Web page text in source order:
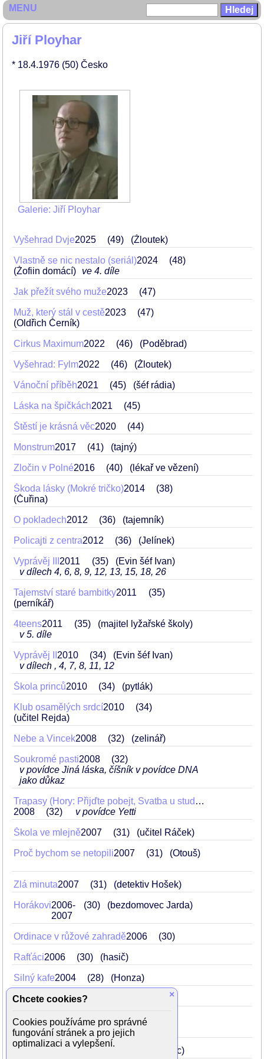
Jiří Ployhar
* 18.4.1976 (50) Česko
Galerie: Jiří Ployhar
Vyšehrad Dvje2025 49 (Žloutek)
Vlastně se nic nestalo (seriál)2024
48
(Žofiin domácí)
ve 4. díle
Jak přežít svého muže2023 47
Muž, který stál v cestě2023
47
(Oldřich Černík)
Cirkus Maximum2022 46 (Poděbrad)
Vyšehrad: Fylm2022 46 (Žloutek)
Vánoční příběh2021 45 (šéf rádia)
Láska na špičkách2021 45
Štěstí je krásná věc2020 44
Monstrum2017 41 (tajný)
Zločin v Polné2016 40 (lékař ve vězení)
Škoda lásky (Mokré tričko)2014
38
(Čuřina)
O pokladech2012 36 (tajemník)
Policajti z centra2012 36 (Jelínek)
Vyprávěj III 2011 35
(Evin šéf Ivan)
v dílech 4, 6, 8, 9, 12, 13, 15, 18, 26
Tajemství staré bambitky2011
35
(perníkář)
4teens2011 35
(majitel lyžařské školy)
v 5. díle
Vyprávěj II 2010 34
(Evin šéf Ivan)
v dílech , 4, 7, 8, 11, 12
Škola princů2010 34 (pytlák)
Klub osamělých srdcí2010
34
(učitel Rejda)
Nebe a Vincek2008 32 (zelinář)
Soukromé pasti2008
32
v povídce Jiná láska, číšník v povídce DNA
jako důkaz
Trapasy (Hory: Přijďte pobejt, Svatba u studánky, Yetti)
2008
32 v povídce Yetti
Škola ve mlejně2007 31 (učitel Ráček)
Proč bychom se netopili2007 31 (Otouš)
Zlá minuta2007 31 (detektiv Hošek)
Horákovi2006-
2007
30 (bezdomovec Jarda)
Ordinace v růžové zahradě2006 30
Rafťáci2006 30 (hasič)
Silný kafe2004 28 (Honza)
Redakce2004 28
O svatební krajce2003
27
(posel krále Filipa)
Kožené slunce 2002 (Lojza Švec)
MENU
×
Chcete cookies?
Cookies používáme pro správné
fungování stránek a pro jejich
optimalizaci a vylepšení.